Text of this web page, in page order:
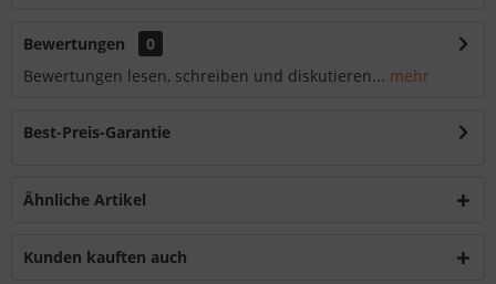
Bewertungen
0
Bewertungen lesen, schreiben und diskutieren... mehr
Best-Preis-Garantie
Ähnliche Artikel
Kunden kauften auch